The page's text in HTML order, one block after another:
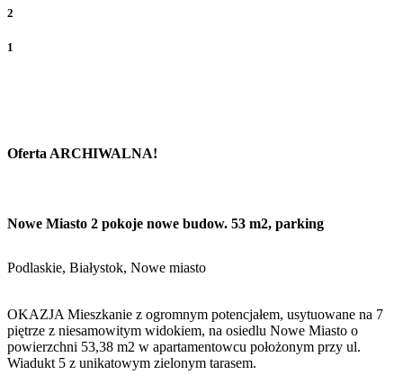
2
1
Oferta ARCHIWALNA!
Nowe Miasto 2 pokoje nowe budow. 53 m2, parking
Podlaskie, Białystok, Nowe miasto
OKAZJA Mieszkanie z ogromnym potencjałem, usytuowane na 7
piętrze z niesamowitym widokiem, na osiedlu Nowe Miasto o
powierzchni 53,38 m2 w apartamentowcu położonym przy ul.
Wiadukt 5 z unikatowym zielonym tarasem.